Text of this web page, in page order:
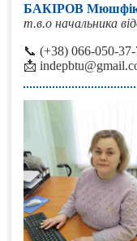
БАКІРОВ Мюшфік
т.в.о начальника
📞 (+38) 066-050-
📩